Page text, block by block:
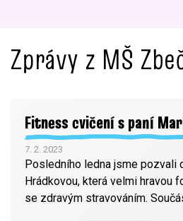
Zprávy z MŠ
Fitness cvičení s paní
7. 2. 2023
Posledního ledna jsme pozvali
Hrádkovou, která velmi hravou
se zdravým stravováním.